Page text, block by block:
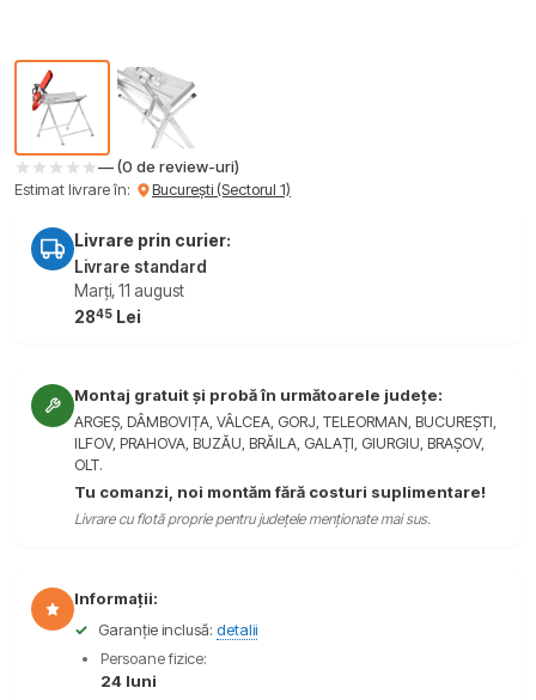
— (0 de review-uri)
Estimat livrare în:
București (Sectorul 1)
Livrare prin curier:
Livrare standard
Marți, 11 august
2845 Lei
Montaj gratuit și probă în următoarele județe:
ARGEȘ, DÂMBOVIȚA, VÂLCEA, GORJ, TELEORMAN, BUCUREȘTI,
ILFOV, PRAHOVA, BUZĂU, BRĂILA, GALAȚI, GIURGIU, BRAȘOV,
OLT.
Tu comanzi, noi montăm fără costuri suplimentare!
Livrare cu flotă proprie pentru județele menționate mai sus.
Informații:
✓
Garanție inclusă: detalii
Persoane fizice:
24 luni